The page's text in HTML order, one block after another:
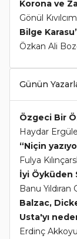
Korona ve
Gönül Kıvılcım
Bilge
Özkan Ali
Günün
Özgeci Bir
Haydar
“Niçin
Fulya
İyi Öyküden
Banu Yıldıran
Balzac,
Usta'yı
Erdinç